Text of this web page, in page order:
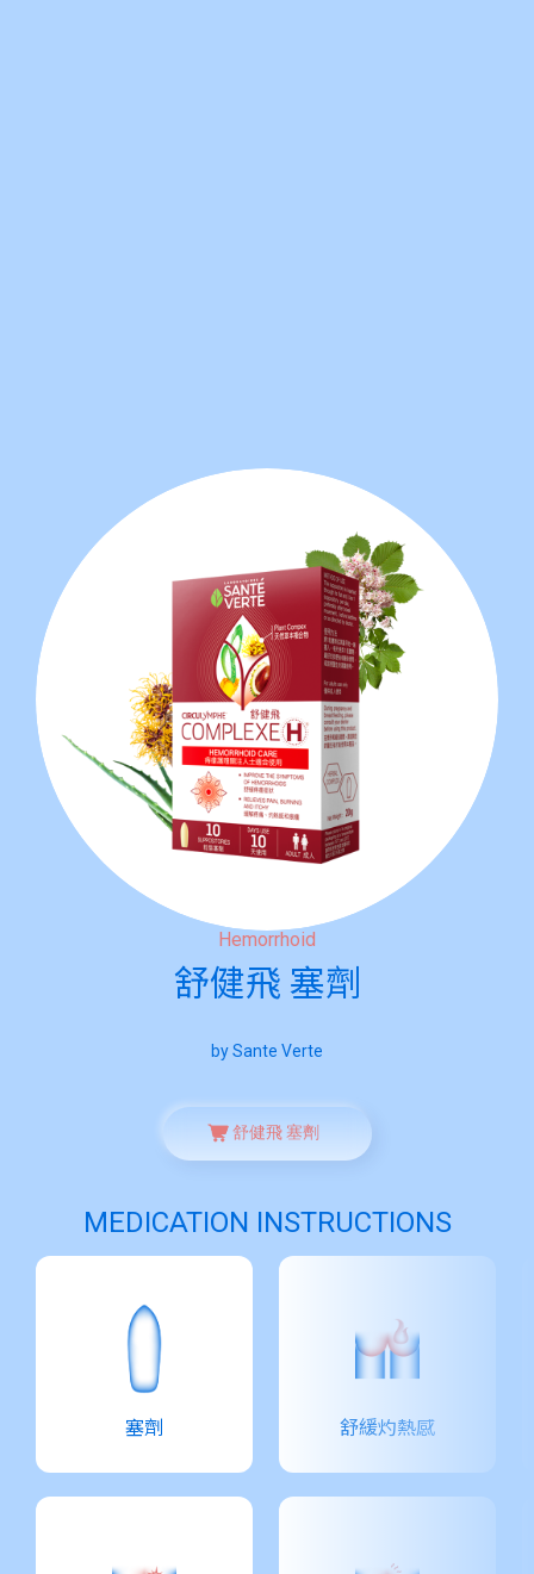
Hemorrhoid
舒健飛 塞劑
by Sante Verte
MEDICATION INSTRUCTIONS
塞劑 舒緩灼熱感
舒健飛 塞劑